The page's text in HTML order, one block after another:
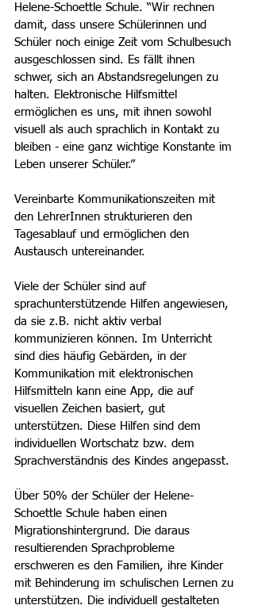
Helene-Schoettle Schule. “Wir rechnen
damit, dass unsere Schülerinnen und
Schüler noch einige Zeit vom Schulbesuch
ausgeschlossen sind. Es fällt ihnen
schwer, sich an Abstandsregelungen zu
halten. Elektronische Hilfsmittel
ermöglichen es uns, mit ihnen sowohl
visuell als auch sprachlich in Kontakt zu
bleiben - eine ganz wichtige Konstante im
Leben unserer Schüler.”
Vereinbarte Kommunikationszeiten mit
den LehrerInnen strukturieren den
Tagesablauf und ermöglichen den
Austausch untereinander.
Viele der Schüler sind auf
sprachunterstützende Hilfen angewiesen,
da sie z.B. nicht aktiv verbal
kommunizieren können. Im Unterricht
sind dies häufig Gebärden, in der
Kommunikation mit elektronischen
Hilfsmitteln kann eine App, die auf
visuellen Zeichen basiert, gut
unterstützen. Diese Hilfen sind dem
individuellen Wortschatz bzw. dem
Sprachverständnis des Kindes angepasst.
Über 50% der Schüler der Helene-
Schoettle Schule haben einen
Migrationshintergrund. Die daraus
resultierenden Sprachprobleme
erschweren es den Familien, ihre Kinder
mit Behinderung im schulischen Lernen zu
unterstützen. Die individuell gestalteten